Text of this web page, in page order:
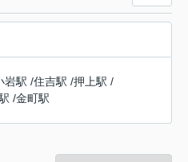
岩駅 /住吉駅 /押上駅 /
/金町駅